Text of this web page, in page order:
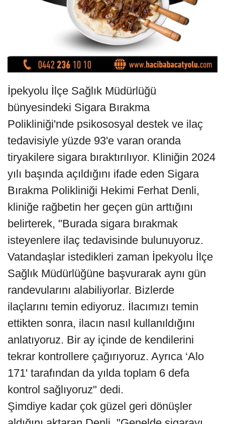
İpekyolu İlçe Sağlık Müdürlüğü
bünyesindeki Sigara Bırakma
Polikliniği'nde psikososyal destek ve ilaç
tedavisiyle yüzde 93'e varan oranda
tiryakilere sigara bıraktırılıyor. Kliniğin 2024
yılı başında açıldığını ifade eden Sigara
Bırakma Polikliniği Hekimi Ferhat Denli,
kliniğe rağbetin her geçen gün arttığını
belirterek, "Burada sigara bırakmak
isteyenlere ilaç tedavisinde bulunuyoruz.
Vatandaşlar istedikleri zaman İpekyolu İlçe
Sağlık Müdürlüğüne başvurarak aynı gün
randevularını alabiliyorlar. Bizlerde
ilaçlarını temin ediyoruz. İlacımızı temin
ettikten sonra, ilacın nasıl kullanıldığını
anlatıyoruz. Bir ay içinde de kendilerini
tekrar kontrollere çağırıyoruz. Ayrıca ‘Alo
171' tarafından da yılda toplam 6 defa
kontrol sağlıyoruz" dedi.
Şimdiye kadar çok güzel geri dönüşler